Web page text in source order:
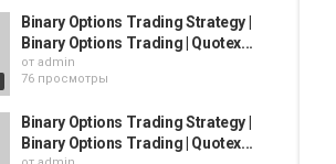
Binary Options Trading Strategy |
Binary Options Trading | Quotex...
от admin
76 просмотры
Binary Options Trading Strategy |
Binary Options Trading | Quotex...